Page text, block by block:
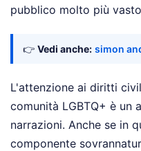
pubblico molto più
👉 Vedi anche: simon
L'attenzione ai diritti
comunità LGBTQ+ è un
narrazioni. Anche se in
componente